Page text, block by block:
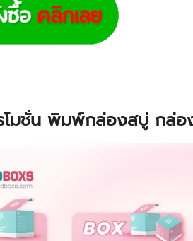
โมชั่น พิมพ์กล่องสบู่ กล่